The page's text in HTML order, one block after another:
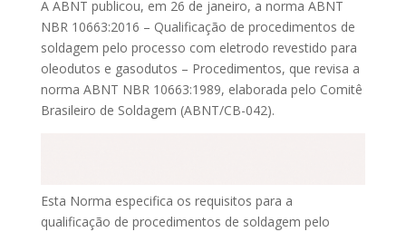
A ABNT publicou, em 26 de janeiro, a norma ABNT
NBR 10663:2016 – Qualificação de procedimentos de
soldagem pelo processo com eletrodo revestido para
oleodutos e gasodutos – Procedimentos, que revisa a
norma ABNT NBR 10663:1989, elaborada pelo Comitê
Brasileiro de Soldagem (ABNT/CB-042).
Esta Norma especifica os requisitos para a
qualificação de procedimentos de soldagem pelo